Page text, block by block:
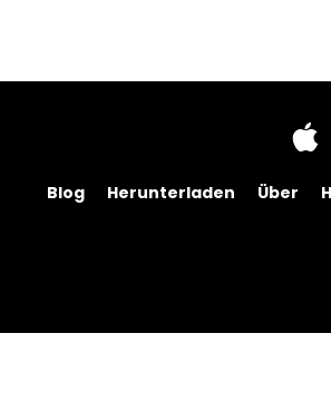
Blog Herunterladen Über